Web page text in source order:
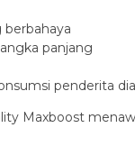
panjang
penderita
Maxboost